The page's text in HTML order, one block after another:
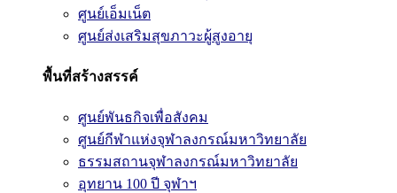
ศูนย์เอ็มเน็ต
ศูนย์ส่งเสริมสุขภาวะผู้สูงอายุ
พื้นที่สร้างสรรค์
ศูนย์พันธกิจเพื่อสังคม
ศูนย์กีฬาแห่งจุฬาลงกรณ์มหาวิทยาลัย
ธรรมสถานจุฬาลงกรณ์มหาวิทยาลัย
อุทยาน 100 ปี จุฬาฯ